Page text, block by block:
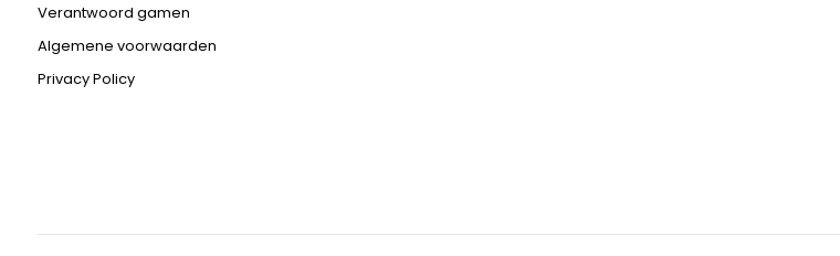
Verantwoord gamen
Algemene voorwaarden
Privacy Policy